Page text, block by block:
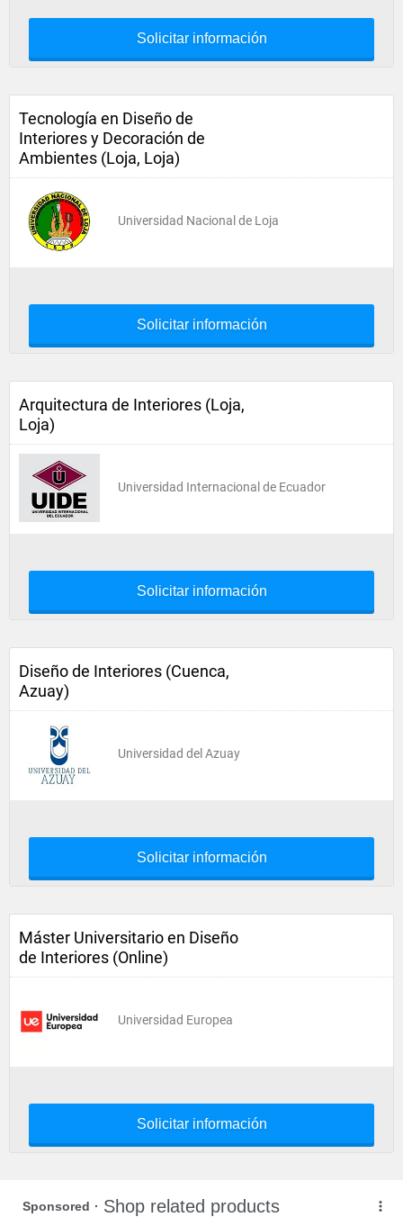
Solicitar información
Tecnología en Diseño de
Interiores y Decoración de
Ambientes (Loja, Loja)
Universidad Nacional de Loja
Solicitar información
Arquitectura de Interiores (Loja,
Loja)
Universidad Internacional de Ecuador
Solicitar información
Diseño de Interiores (Cuenca,
Azuay)
Universidad del Azuay
Solicitar información
Máster Universitario en Diseño
de Interiores (Online)
Universidad Europea
Solicitar información